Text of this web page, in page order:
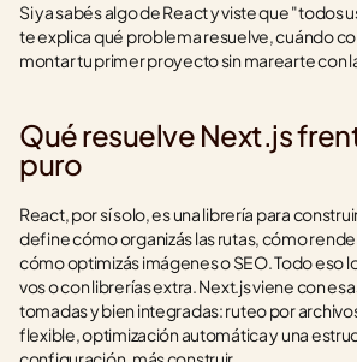
Si ya sabés algo de React y viste que "todos
te explica qué problema resuelve, cuándo
montar tu primer proyecto sin marearte con
Qué resuelve Next.js
puro
React, por sí solo, es una librería para
define cómo organizás las rutas, cómo
cómo optimizás imágenes o SEO. Todo eso
vos o con librerías extra. Next.js viene con
tomadas y bien integradas: ruteo por
flexible, optimización automática y una